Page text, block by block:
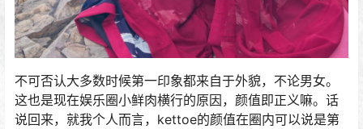
不可否认大多数时候第一印象都来自于外貌，不论男女。
这也是现在娱乐圈小鲜肉横行的原因，颜值即正义嘛。话
说回来，就我个人而言，kettoe的颜值在圈内可以说是第